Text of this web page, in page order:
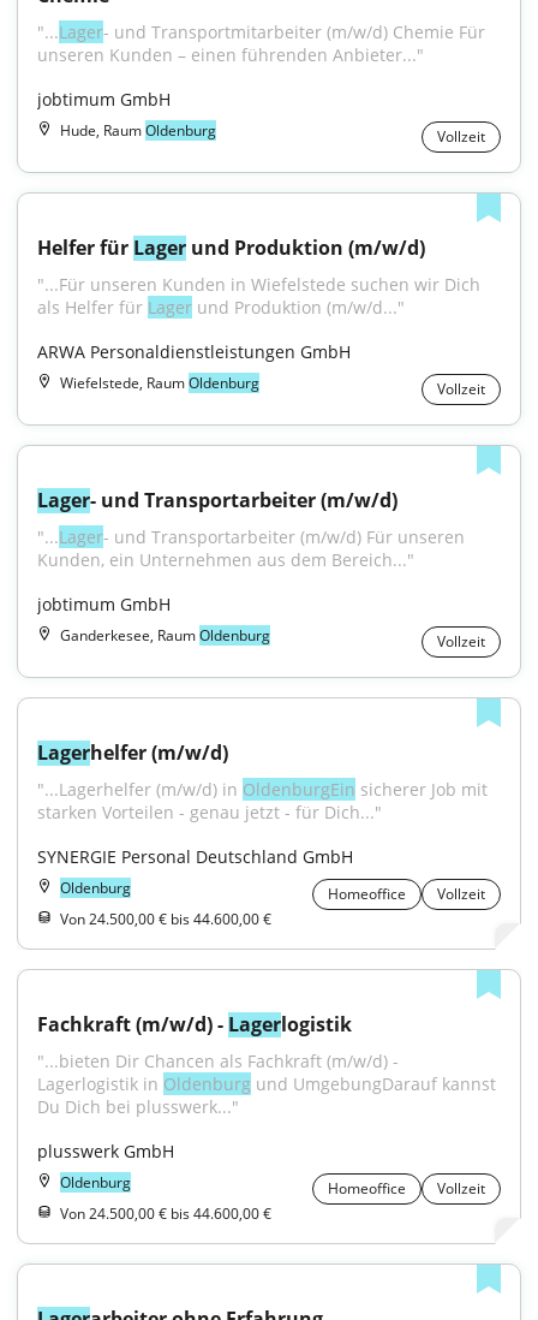
"...Lager- und Transportmitarbeiter (m/w/d) Chemie Für
unseren Kunden – einen führenden Anbieter..."
jobtimum GmbH
Hude, RaumOldenburg Vollzeit
Helfer für Lager und Produktion (m/w/d)
"...Für unseren Kunden in Wiefelstede suchen wir Dich
als Helfer für Lager und Produktion (m/w/d..."
ARWA Personaldienstleistungen GmbH
Wiefelstede, RaumOldenburg Vollzeit
Lager- und Transportarbeiter (m/w/d)
"...Lager- und Transportarbeiter (m/w/d) Für unseren
Kunden, ein Unternehmen aus dem Bereich..."
jobtimum GmbH
Ganderkesee, RaumOldenburg Vollzeit
Lagerhelfer (m/w/d)
"...Lagerhelfer (m/w/d) in OldenburgEin sicherer Job mit
starken Vorteilen - genau jetzt - für Dich..."
SYNERGIE Personal Deutschland GmbH
Oldenburg Homeoffice
Vollzeit
Von 24.500,00 € bis 44.600,00 €
Fachkraft (m/w/d) - Lagerlogistik
"...bieten Dir Chancen als Fachkraft (m/w/d) -
Lagerlogistik in Oldenburg und UmgebungDarauf kannst
Du Dich bei plusswerk..."
plusswerk GmbH
Oldenburg Homeoffice
Vollzeit
Von 24.500,00 € bis 44.600,00 €